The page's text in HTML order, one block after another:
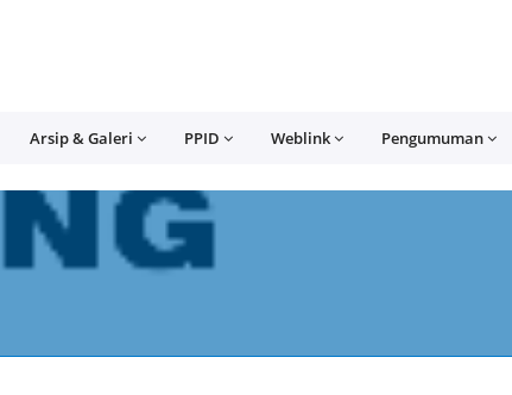
Arsip & Galeri PPID Weblink
Pengumuman